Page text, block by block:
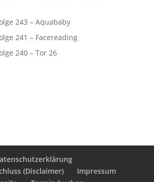
243 – Aquababy
241 – Facereading
240 – Tor 26
(Disclaimer)
Impressum